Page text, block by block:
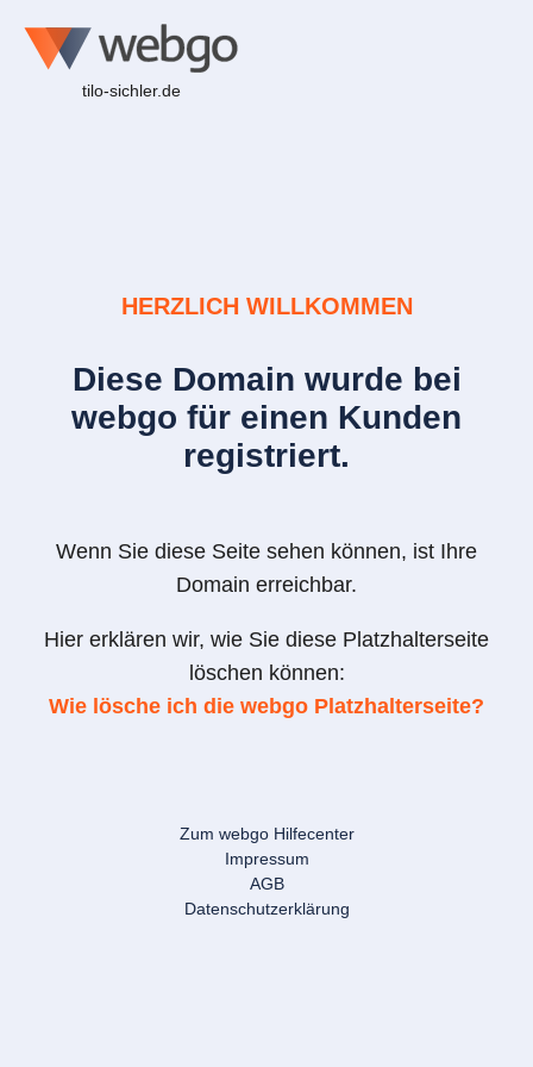
tilo-sichler.de
HERZLICH WILLKOMMEN
Diese Domain wurde bei
webgo für einen Kunden
registriert.
Wenn Sie diese Seite sehen können, ist Ihre
Domain erreichbar.
Hier erklären wir, wie Sie diese Platzhalterseite
löschen können:
Wie lösche ich die webgo Platzhalterseite?
Zum webgo Hilfecenter
Impressum
AGB
Datenschutzerklärung